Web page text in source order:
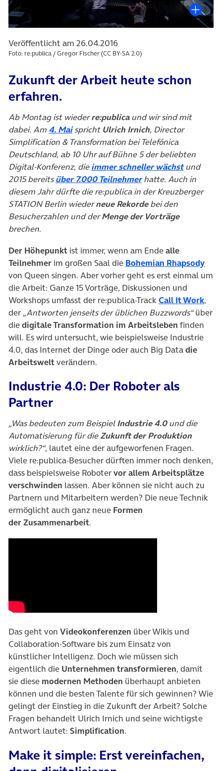
Veröffentlicht am 26.04.2016
Foto: re:publica / Gregor Fischer (CC BY-SA 2.0)
Zukunft der Arbeit heute schon
erfahren.
Ab Montag ist wiederre:publicaund wir sind mit
dabei. Am 4. Mai(öffnet in neuem Tab)
spricht Ulrich Irnich, Director
Simplification & Transformation bei Telefónica
Deutschland, ab 10 Uhr auf Bühne 5 der beliebten
Digital-Konferenz, dieimmer schneller wächst(öffnet in
und
2015 bereitsüber 7.000 Teilnehmer(öffnet in neuem
hatte. Auch in
diesem Jahr dürfte die re:publica in der Kreuzberger
STATION Berlin wiederneue Rekordebei den
Besucherzahlen und derMenge der Vorträge
brechen.
Der Höhepunkt ist immer, wenn am Endealle
Teilnehmer im großen Saal die Bohemian Rhapsody
von Queen singen. Aber vorher geht es erst einmal um
die Arbeit: Ganze 15 Vorträge, Diskussionen und
Workshops umfasst der re:publica-TrackCall It Work,
der „Antworten jenseits der üblichen Buzzwords“über
diedigitale Transformation im Arbeitsleben finden
will. Es wird untersucht, wie beispielsweise Industrie
4.0, das Internet der Dinge oder auch Big Datadie
Arbeitsweltverändern.
Industrie 4.0: Der Roboter als
Partner
„Was bedeuten zum BeispielIndustrie 4.0und die
Automatisierung für dieZukunft der Produktion
wirklich?“, lautet eine der aufgeworfenen Fragen.
Viele re:publica-Besucher dürften immer noch denken,
dass beispielsweise Robotervor allem Arbeitsplätze
verschwinden lassen. Aber können sie nicht auch zu
Partnern und Mitarbeitern werden? Die neue Technik
ermöglicht auch ganz neue Formen
der Zusammenarbeit.
Das geht von Videokonferenzen über Wikis und
Collaboration-Software bis zum Einsatz von
künstlicher Intelligenz. Doch wie müssen sich
eigentlich die Unternehmen transformieren, damit
sie diese modernen Methoden überhaupt anbieten
können und die besten Talente für sich gewinnen? Wie
gelingt der Einstieg in die Zukunft der Arbeit? Solche
Fragen behandelt Ulrich Irnich und seine wichtigste
Antwort lautet: Simplification.
Make it simple: Erst vereinfachen,